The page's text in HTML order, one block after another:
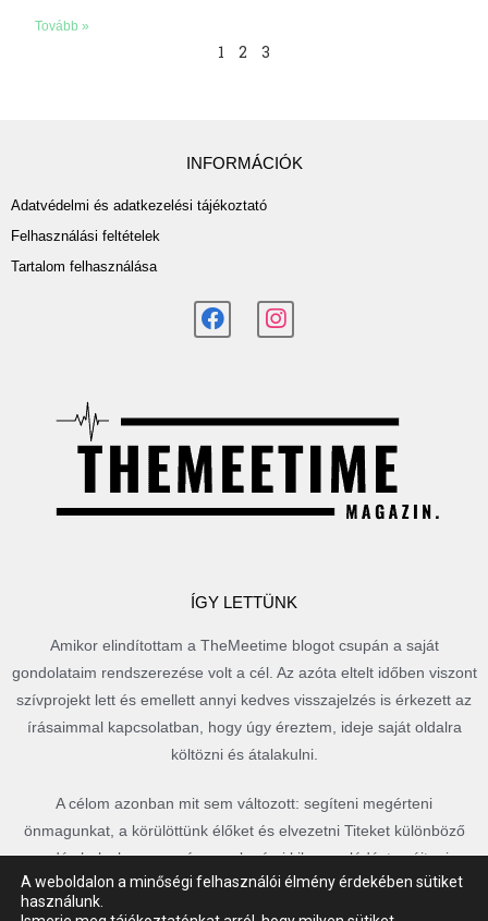
Tovább »
1 2 3
INFORMÁCIÓK
Adatvédelmi és adatkezelési tájékoztató
Felhasználási feltételek
Tartalom felhasználása
ÍGY LETTÜNK
Amikor elindítottam a TheMeetime blogot csupán a saját
gondolataim rendszerezése volt a cél. Az azóta eltelt időben viszont
szívprojekt lett és emellett annyi kedves visszajelzés is érkezett az
írásaimmal kapcsolatban, hogy úgy éreztem, ideje saját oldalra
költözni és átalakulni.
A célom azonban mit sem változott: segíteni megérteni
önmagunkat, a körülöttünk élőket és elvezetni Titeket különböző
csodás helyekre, vagy épp csak némi kikapcsolódást nyújtani a
mindennapokban.
A weboldalon a minőségi felhasználói élmény érdekében sütiket
használunk.